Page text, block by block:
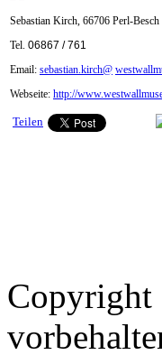
Sebastian Kirch, 66706 Perl-Besch
Tel. 06867 / 761
Email: sebastian.kirch@
Webseite: http://
Teilen
Copyright